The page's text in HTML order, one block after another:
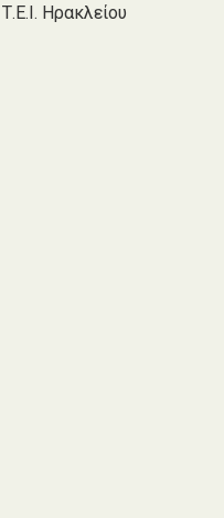
Τ.Ε.Ι. Ηρακλείου